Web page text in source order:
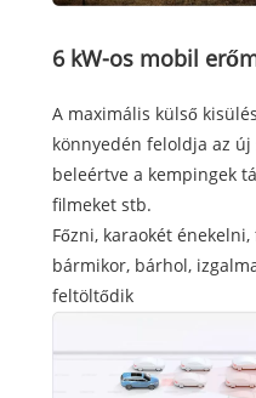
6 kW-os mobil
A maximális külső
könnyedén feloldja az
beleértve a kempingek
filmeket stb.
Főzni, karaokét
bármikor, bárhol,
feltöltődik